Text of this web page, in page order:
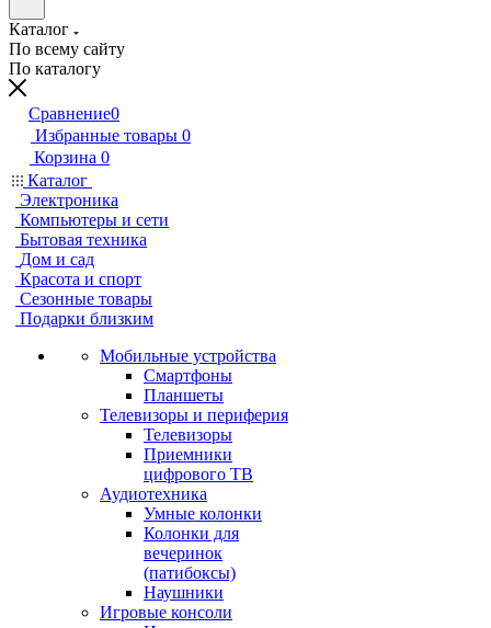
Каталог
По всему сайту
По каталогу
Сравнение0
Избранные товары 0
Корзина 0
Каталог
Электроника
Компьютеры и сети
Бытовая техника
Дом и сад
Красота и спорт
Сезонные товары
Подарки близким
Мобильные устройства
Смартфоны
Планшеты
Телевизоры и периферия
Телевизоры
Приемники
цифрового ТВ
Аудиотехника
Умные колонки
Колонки для
вечеринок
(патибоксы)
Наушники
Игровые консоли